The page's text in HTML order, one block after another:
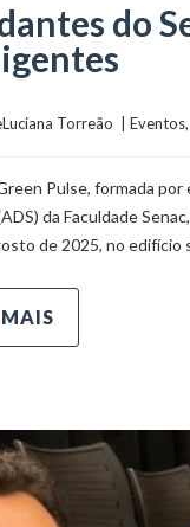
do
DeLuciana Torreão  |
Eventos,
Pulse, formada
da Faculdade
de 2025, no edifício